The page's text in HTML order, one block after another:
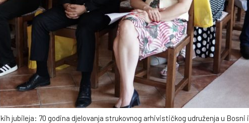
jubileja: 70 godina djelovanja strukovnog arhivističkog udruženja u Bosni i